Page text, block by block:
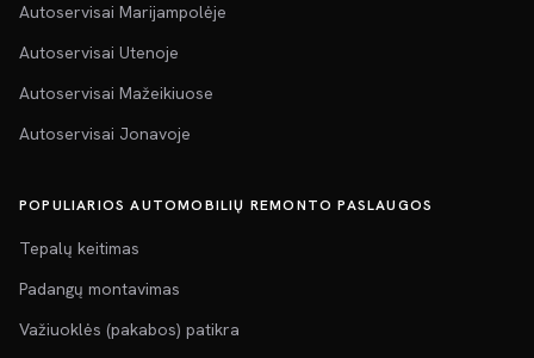
Autoservisai Marijampolėje
Autoservisai Utenoje
Autoservisai Mažeikiuose
Autoservisai Jonavoje
POPULIARIOS AUTOMOBILIŲ REMONTO PASLAUGOS
Tepalų keitimas
Padangų montavimas
Važiuoklės (pakabos) patikra